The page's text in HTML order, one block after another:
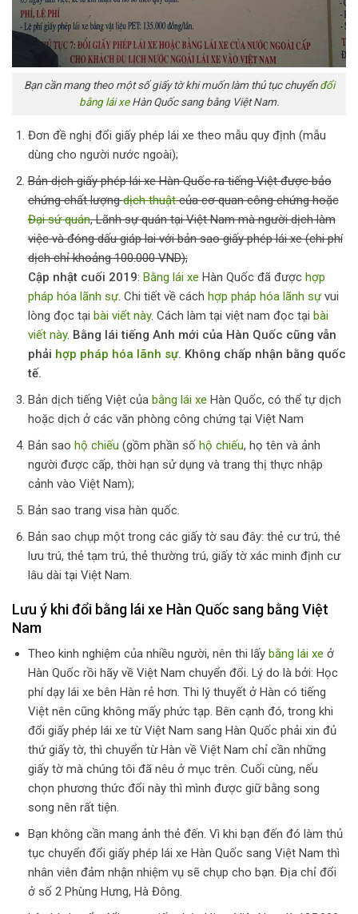
Bạn cần mang theo một số giấy tờ khi muốn làm thủ tục chuyểnđổi
bằng lái xeHàn Quốc sang bằng Việt Nam.
Đơn đề nghị đổi giấy phép lái xe theo mẫu quy định (mẫu
dùng cho người nước ngoài);
Bản dịch giấy phép lái xe Hàn Quốc ra tiếng Việt được bảo
chứng chất lượngdịch thuậtcủa cơ quan công chứng hoặc
Đại sứ quán, Lãnh sự quán tại Việt Nam mà người dịch làm
việc và đóng dấu giáp lai với bản sao giấy phép lái xe (chi phí
dịch chỉ khoảng 100.000 VND);
Cập nhật cuối 2019: Bằng lái xe Hàn Quốc đã được hợp
pháp hóa lãnh sự. Chi tiết về cách hợp pháp hóa lãnh sựvui
lòng đọc tại bài viết này. Cách làm tại việt nam đọc tại bài
viết này. Bằng lái tiếng Anh mới của Hàn Quốc cũng vẫn
phải hợp pháp hóa lãnh sự. Không chấp nhận bằng quốc
tế.
Bản dịch tiếng Việt của bằng lái xe Hàn Quốc, có thể tự dịch
hoặc dịch ở các văn phòng công chứng tại Việt Nam
Bản sao hộ chiếu (gồm phần số hộ chiếu, họ tên và ảnh
người được cấp, thời hạn sử dụng và trang thị thực nhập
cảnh vào Việt Nam);
Bản sao trang visa hàn quốc.
Bản sao chụp một trong các giấy tờ sau đây: thẻ cư trú, thẻ
lưu trú, thẻ tạm trú, thẻ thường trú, giấy tờ xác minh định cư
lâu dài tại Việt Nam.
Lưu ý khi đổi bằng lái xe Hàn Quốc sang bằng Việt
Nam
Theo kinh nghiệm của nhiều người, nên thi lấy bằng lái xe ở
Hàn Quốc rồi hãy về Việt Nam chuyển đổi. Lý do là bởi: Học
phí dạy lái xe bên Hàn rẻ hơn. Thi lý thuyết ở Hàn có tiếng
Việt nên cũng không mấy phức tạp. Bên cạnh đó, trong khi
đổi giấy phép lái xe từ Việt Nam sang Hàn Quốc phải xin đủ
thứ giấy tờ, thì chuyển từ Hàn về Việt Nam chỉ cần những
giấy tờ mà chúng tôi đã nêu ở mục trên. Cuối cùng, nếu
chọn phương thức đổi này thì mình được giữ bằng song
song nên rất tiện.
Bạn không cần mang ảnh thẻ đến. Vì khi bạn đến đó làm thủ
tục chuyển đổi giấy phép lái xe Hàn Quốc sang Việt Nam thì
nhân viên đảm nhận nhiệm vụ sẽ chụp cho bạn. Địa chỉ đổi
ở số 2 Phùng Hưng, Hà Đông.